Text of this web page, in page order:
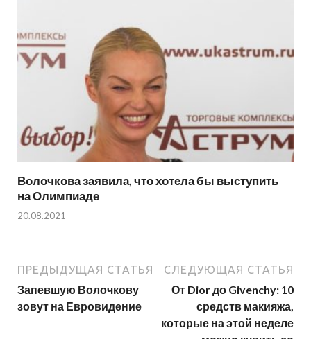
Волочкова заявила, что хотела бы выступить
на Олимпиаде
20.08.2021
ПРЕДЫДУЩАЯ СТАТЬЯ
Запевшую Волочкову
зовут на Евровидение
СЛЕДУЮЩАЯ СТАТЬЯ
От Dior до Givenchy: 10
средств макияжа,
которые на этой неделе